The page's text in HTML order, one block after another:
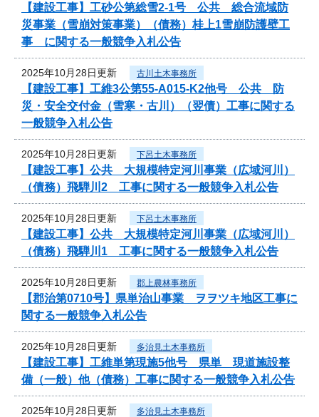
【建設工事】工砂公第総雪2-1号 公共 総合流域防
災事業（雪崩対策事業）（債務）桂上1雪崩防護壁工
事 に関する一般競争入札公告
2025年10月28日更新 古川土木事務所
【建設工事】工維3公第55-A015-K2他号 公共 防
災・安全交付金（雪寒・古川）（翌債）工事に関する
一般競争入札公告
2025年10月28日更新 下呂土木事務所
【建設工事】公共 大規模特定河川事業（広域河川）
（債務）飛騨川2 工事に関する一般競争入札公告
2025年10月28日更新 下呂土木事務所
【建設工事】公共 大規模特定河川事業（広域河川）
（債務）飛騨川1 工事に関する一般競争入札公告
2025年10月28日更新 郡上農林事務所
【郡治第0710号】県単治山事業 ヲヲツキ地区工事に
関する一般競争入札公告
2025年10月28日更新 多治見土木事務所
【建設工事】工維単第現施5他号 県単 現道施設整
備（一般）他（債務）工事に関する一般競争入札公告
2025年10月28日更新 多治見土木事務所